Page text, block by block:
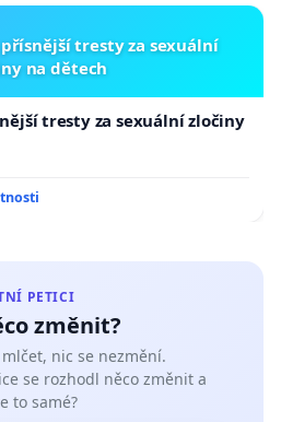
tresty za sexuální
na dětech
tresty za sexuální zločiny
PETICI
změnit?
nic se nezmění.
se rozhodl něco změnit a
to samé?